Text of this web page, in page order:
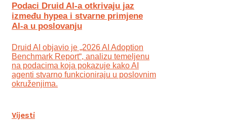
Podaci Druid AI-a otkrivaju jaz
između hypea i stvarne primjene
AI-a u poslovanju
Druid AI objavio je „2026 AI Adoption
Benchmark Report“, analizu temeljenu
na podacima koja pokazuje kako AI
agenti stvarno funkcioniraju u poslovnim
okruženjima.
Vijesti